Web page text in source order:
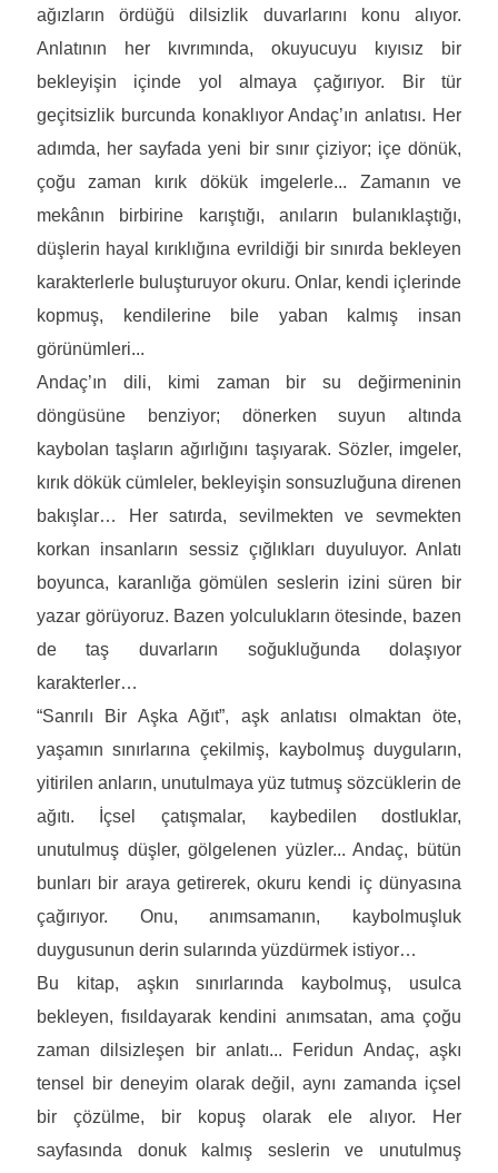
ağızların ördüğü dilsizlik duvarlarını konu alıyor.
Anlatının her kıvrımında, okuyucuyu kıyısız bir
bekleyişin içinde yol almaya çağırıyor. Bir tür
geçitsizlik burcunda konaklıyor Andaç’ın anlatısı. Her
adımda, her sayfada yeni bir sınır çiziyor; içe dönük,
çoğu zaman kırık dökük imgelerle... Zamanın ve
mekânın birbirine karıştığı, anıların bulanıklaştığı,
düşlerin hayal kırıklığına evrildiği bir sınırda bekleyen
karakterlerle buluşturuyor okuru. Onlar, kendi içlerinde
kopmuş, kendilerine bile yaban kalmış insan
görünümleri...
Andaç’ın dili, kimi zaman bir su değirmeninin
döngüsüne benziyor; dönerken suyun altında
kaybolan taşların ağırlığını taşıyarak. Sözler, imgeler,
kırık dökük cümleler, bekleyişin sonsuzluğuna direnen
bakışlar… Her satırda, sevilmekten ve sevmekten
korkan insanların sessiz çığlıkları duyuluyor. Anlatı
boyunca, karanlığa gömülen seslerin izini süren bir
yazar görüyoruz. Bazen yolculukların ötesinde, bazen
de taş duvarların soğukluğunda dolaşıyor
karakterler…
“Sanrılı Bir Aşka Ağıt”, aşk anlatısı olmaktan öte,
yaşamın sınırlarına çekilmiş, kaybolmuş duyguların,
yitirilen anların, unutulmaya yüz tutmuş sözcüklerin de
ağıtı. İçsel çatışmalar, kaybedilen dostluklar,
unutulmuş düşler, gölgelenen yüzler... Andaç, bütün
bunları bir araya getirerek, okuru kendi iç dünyasına
çağırıyor. Onu, anımsamanın, kaybolmuşluk
duygusunun derin sularında yüzdürmek istiyor…
Bu kitap, aşkın sınırlarında kaybolmuş, usulca
bekleyen, fısıldayarak kendini anımsatan, ama çoğu
zaman dilsizleşen bir anlatı... Feridun Andaç, aşkı
tensel bir deneyim olarak değil, aynı zamanda içsel
bir çözülme, bir kopuş olarak ele alıyor. Her
sayfasında donuk kalmış seslerin ve unutulmuş